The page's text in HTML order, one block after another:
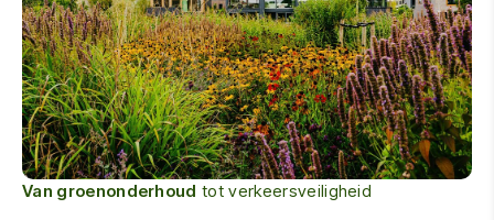
Van groenonderhoud tot verkeersveiligheid